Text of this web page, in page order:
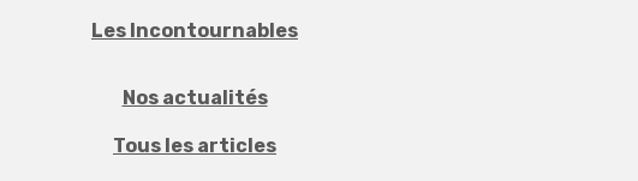
Les Incontournables
Nos actualités
Tous les articles